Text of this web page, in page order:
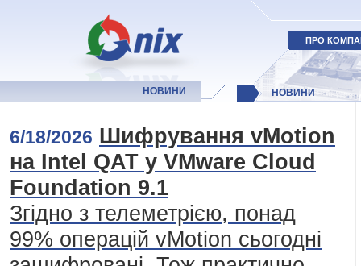
ПРО
НОВИНИ
НОВИНИ
6/18/2026 Шифрування vMotion
на Intel QAT у VMware Cloud
Foundation 9.1
Згідно з телеметрією, понад
99% операцій vMotion сьогодні